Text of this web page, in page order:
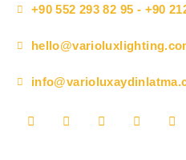
+90 552 293 82 95 - +90